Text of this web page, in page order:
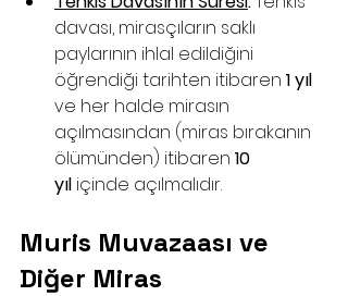
davası, mirasçıların saklı
paylarının ihlal edildiğini
öğrendiği tarihten itibaren 1 yıl
ve her halde mirasın
açılmasından (miras bırakanın
ölümünden) itibaren 10
yıl içinde açılmalıdır.
Muris Muvazaası ve
Diğer Miras